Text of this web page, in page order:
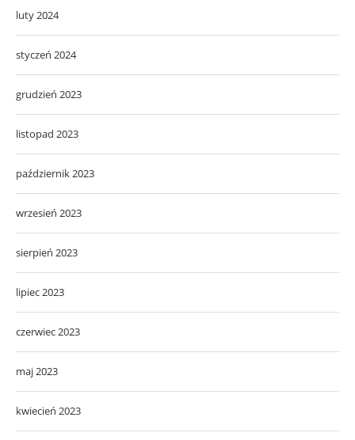
luty 2024
styczeń 2024
grudzień 2023
listopad 2023
październik 2023
wrzesień 2023
sierpień 2023
lipiec 2023
czerwiec 2023
maj 2023
kwiecień 2023